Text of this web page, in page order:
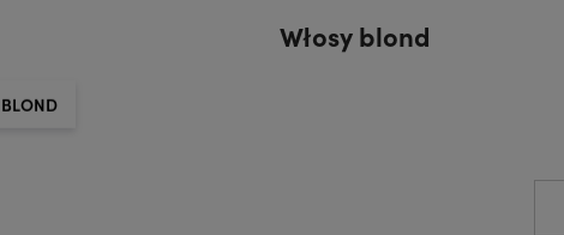
Włosy blond